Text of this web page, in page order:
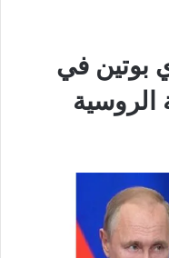
بوتين في
الروسية